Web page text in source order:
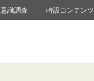
意識調査 特設コンテンツ